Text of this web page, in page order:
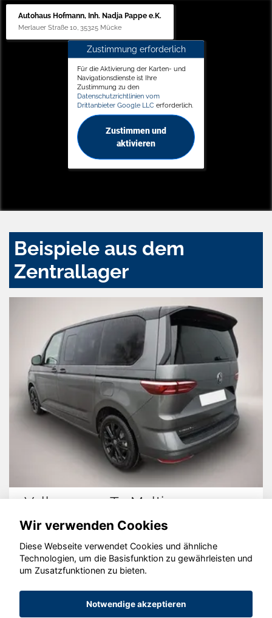
Autohaus Hofmann, Inh. Nadja Pappe e.K.
Merlauer Straße 10, 35325 Mücke
Zustimmung erforderlich
Für die Aktivierung der Karten- und
Navigationsdienste ist Ihre
Zustimmung zu den
Datenschutzrichtlinien vom
Drittanbieter Google LLC erforderlich.
Zustimmen und
aktivieren
Beispiele aus dem
Zentrallager
Volkswagen T7 Multivan
© konjunkturmotor.de GmbH 2020 - 2026
Wir verwenden Cookies
Diese Webseite verwendet Cookies und ähnliche
Technologien, um die Basisfunktion zu gewährleisten und
um Zusatzfunktionen zu bieten.
Notwendige akzeptieren